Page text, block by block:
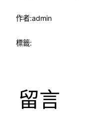
作者:admin
標籤:
留言